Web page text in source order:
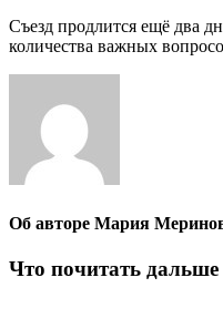
Съезд продлится ещё два
количества важных
Об авторе Мария
Что почитать дальше